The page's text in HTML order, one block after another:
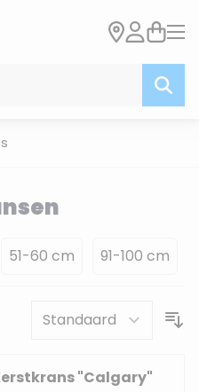
51-60 cm 91-100 cm
"Calgary"